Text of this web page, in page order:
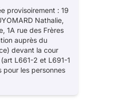
provisoirement : 19
Nathalie,
1A rue des Frères
auprès du
devant la cour
L661-2 et L691-1
pour les personnes